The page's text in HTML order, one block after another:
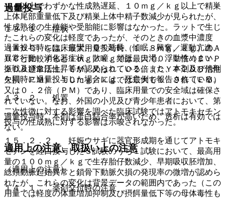
ｋｇ以上でわずかな性成熟遅延、１０ｍｇ／ｋｇ以上で精巣
上体尾部重量低下及び精巣上体中精子数減少が見られたが、
性成熟後の生殖能や受胎能に影響はなかった。ラットで生じ
たこれらの変化は軽度であったが、そのときの血漿中濃度
（ＡＵＣ）を臨床最大用量投与時（１．８ｍｇ／ｋｇ）のＡ
ＵＣと比較すると１ｍｇ／ｋｇでは最大で０．２倍（ＣＹＰ
２Ｄ６通常活性、ＥＭ）又は０．０２倍（ＣＹＰ２Ｄ６活性
欠損、ＰＭ）、１０ｍｇ／ｋｇでは最大で１．９倍（ＥＭ）
又は０．２倍（ＰＭ）であり、臨床用量での安全域は確保さ
れていない。なお、外国の小児及び青少年患者において、第
二次性徴に対する影響を調べた臨床試験ではアトモキセチン
投与の性成熟に対する影響は示唆されなかった。
１５．２．２． 妊娠ウサギに器官形成期を通じてアトモキ
セチンを経口投与した３試験のうち１試験において、最高用
量の１００ｍｇ／ｋｇで生存胎仔数減少、早期吸収胚増加、
総頚動脈起始異常と鎖骨下動脈欠損の発現率の微増が認めら
れたが、これらの変化は背景データの範囲内であった（この
用量では軽度の体重増加抑制及び摂餌量低下等の母体毒性も
過量投与
１３．１． 症状
過量投与時には、痙攣、ＱＴ延長、傾眠、興奮、運動亢進、
異常行動、消化器症状、散瞳、頻脈、口渇、浮動性めまい、
振戦及び血圧上昇等が認められている。また、本剤及び他剤
を同時に過量投与した場合には、死亡例も報告されている。
１３．２． 処置
過量投与時、本剤は蛋白結合率が高いため、透析は有効では
ない。
適用上の注意、取扱い上の注意
（適用上の注意）
１４．１． 薬剤交付時の注意